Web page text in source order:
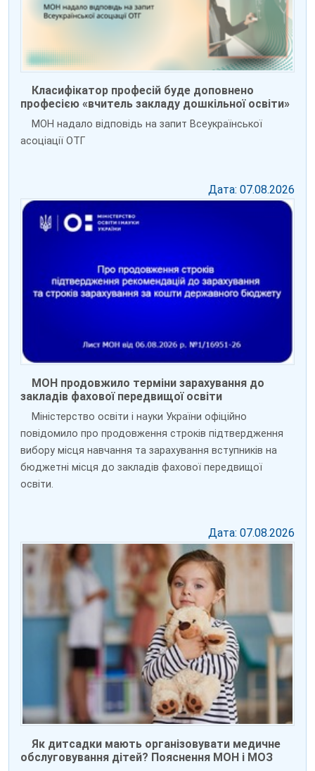
Класифікатор професій буде доповнено
професією «вчитель закладу дошкільної освіти»
МОН надало відповідь на запит Всеукраїнської
асоціації ОТГ
Дата: 07.08.2026
МОН продовжило терміни зарахування до
закладів фахової передвищої освіти
Міністерство освіти і науки України офіційно
повідомило про продовження строків підтвердження
вибору місця навчання та зарахування вступників на
бюджетні місця до закладів фахової передвищої
освіти.
Дата: 07.08.2026
Як дитсадки мають організовувати медичне
обслуговування дітей? Пояснення МОН і МОЗ